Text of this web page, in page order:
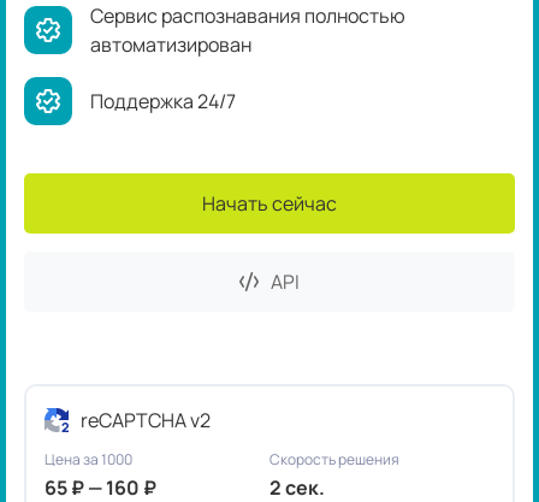
Сервис распознавания полностью
автоматизирован
Поддержка 24/7
Начать сейчас
API
reCAPTCHA v2
Цена за 1000
65 ₽ — 160 ₽
Скорость решения
2 сек.